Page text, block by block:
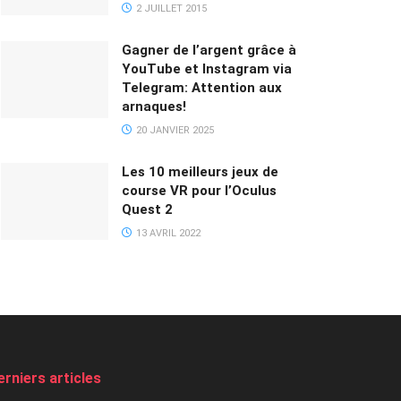
2 JUILLET 2015
Gagner de l’argent grâce à
YouTube et Instagram via
Telegram: Attention aux
arnaques!
20 JANVIER 2025
Les 10 meilleurs jeux de
course VR pour l’Oculus
Quest 2
13 AVRIL 2022
articles